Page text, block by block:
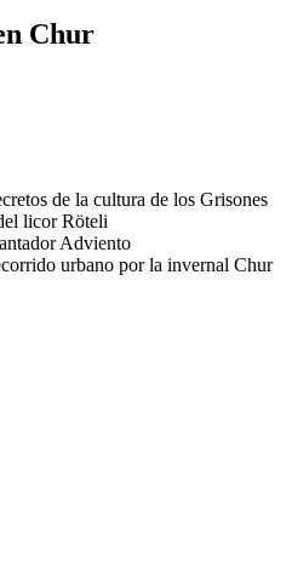
Chur
de la cultura de los Grisones
licor Röteli
Adviento
urbano por la invernal Chur